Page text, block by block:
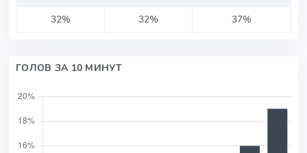
32%
32% 37%
ГОЛОВ ЗА 10 МИНУТ